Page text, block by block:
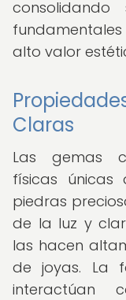
alto valor
Claras
Las gemas
físicas únicas
piedras
de la luz y
las hacen
de joyas. La
interactúan